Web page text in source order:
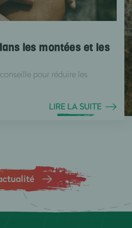
les montées et les
pour réduire les
LIRE LA SUITE